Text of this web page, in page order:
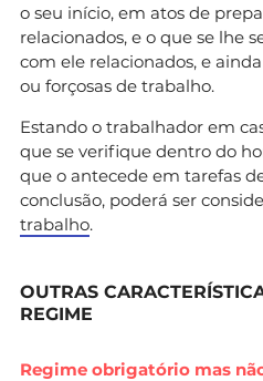
o seu início, em atos de
relacionados, e o que se lhe
com ele relacionados, e
ou forçosas de trabalho.
Estando o trabalhador em
que se verifique dentro do
que o antecede em tarefas
conclusão, poderá ser
trabalho.
OUTRAS
REGIME
Regime obrigatório mas